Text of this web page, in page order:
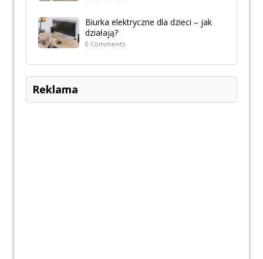
Biurka elektryczne dla dzieci – jak
działają?
0 Comments
Reklama